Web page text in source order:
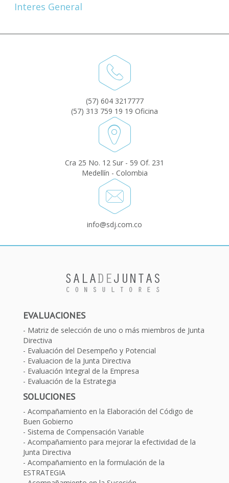
Interes General
(57) 604 3217777
(57) 313 759 19 19 Oficina
Cra 25 No. 12 Sur - 59 Of. 231
Medellín - Colombia
info@sdj.com.co
EVALUACIONES
Matriz de selección de uno o más miembros de Junta
Directiva
Evaluación del Desempeño y Potencial
Evaluacion de la Junta Directiva
Evaluación Integral de la Empresa
Evaluación de la Estrategia
SOLUCIONES
Acompañamiento en la Elaboración del Código de
Buen Gobierno
Sistema de Compensación Variable
Acompañamiento para mejorar la efectividad de la
Junta Directiva
Acompañamiento en la formulación de la
ESTRATEGIA